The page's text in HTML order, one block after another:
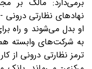
نهادهای نظارتی
او بدل می‌شوند و راه
به شرکت‌های وابسته
ترمز نظارتی درونی از